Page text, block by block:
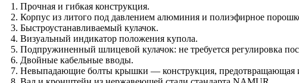
1. Прочная и гибкая конструкция.
2. Корпус из литого под давлением алюминия и полиэфирное
3. Быстроустанавливаемый кулачок.
4. Визуальный индикатор положения купола.
5. Подпружиненный шлицевой кулачок: не требуется регулировка
6. Двойные кабельные вводы.
7. Невыпадающие болты крышки — конструкция,